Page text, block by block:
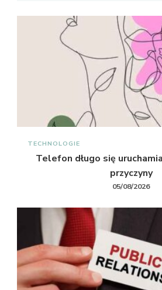
TECHNOLOGIE
Telefon długo się
przyczyny
05/08/2026